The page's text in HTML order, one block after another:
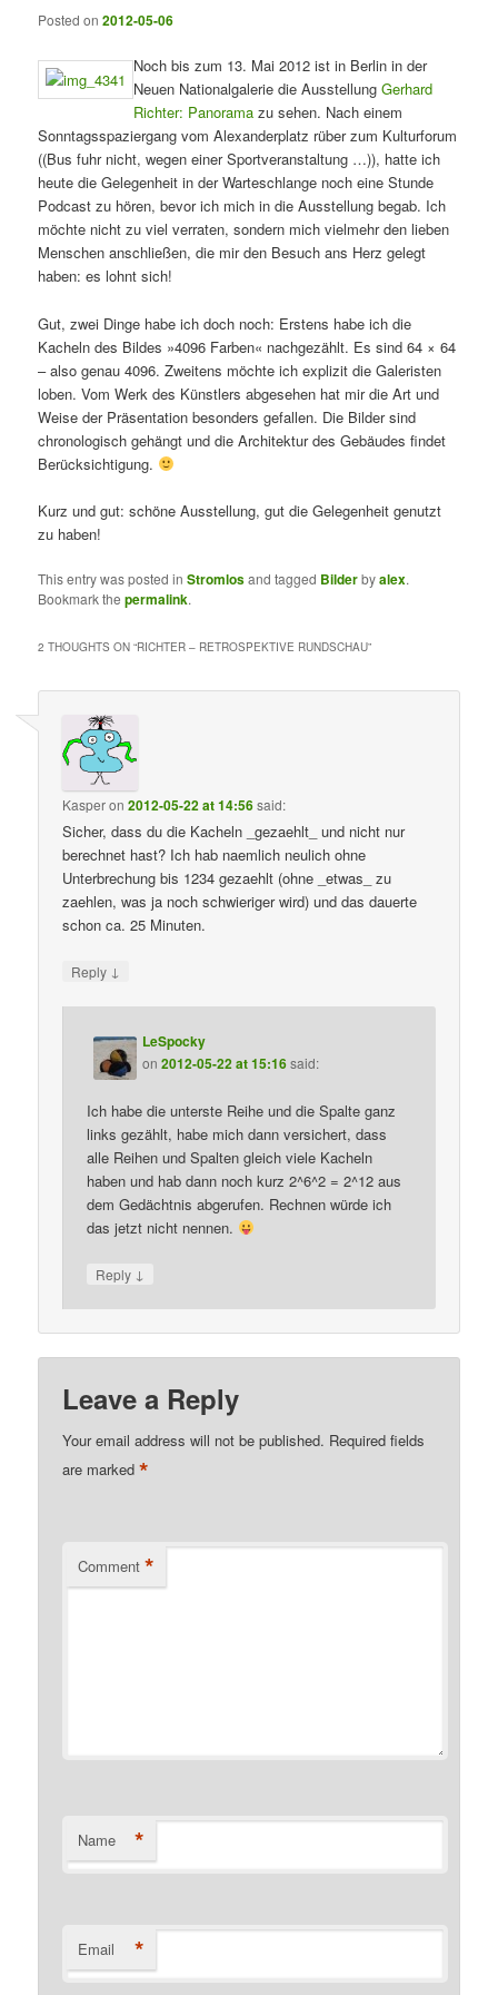
Posted on2012-05-06
Noch bis zum 13. Mai 2012 ist in Berlin in der
Neuen Nationalgalerie die AusstellungGerhard
Richter: Panorama zu sehen. Nach einem
Sonntagsspaziergang vom Alexanderplatz rüber zum Kulturforum
((Bus fuhr nicht, wegen einer Sportveranstaltung …)), hatte ich
heute die Gelegenheit in der Warteschlange noch eine Stunde
Podcast zu hören, bevor ich mich in die Ausstellung begab. Ich
möchte nicht zu viel verraten, sondern mich vielmehr den lieben
Menschen anschließen, die mir den Besuch ans Herz gelegt
haben: es lohnt sich!
Gut, zwei Dinge habe ich doch noch: Erstens habe ich die
Kacheln des Bildes »4096 Farben« nachgezählt. Es sind 64 × 64
– also genau 4096. Zweitens möchte ich explizit die Galeristen
loben. Vom Werk des Künstlers abgesehen hat mir die Art und
Weise der Präsentation besonders gefallen. Die Bilder sind
chronologisch gehängt und die Architektur des Gebäudes findet
Berücksichtigung.
Kurz und gut: schöne Ausstellung, gut die Gelegenheit genutzt
zu haben!
This entry was posted inStromlosand tagged Bilderbyalex.
Bookmark thepermalink.
2 THOUGHTS ON “RICHTER – RETROSPEKTIVE RUNDSCHAU”
Kasperon2012-05-22 at 14:56said:
Sicher, dass du die Kacheln _gezaehlt_ und nicht nur
berechnet hast? Ich hab naemlich neulich ohne
Unterbrechung bis 1234 gezaehlt (ohne _etwas_ zu
zaehlen, was ja noch schwieriger wird) und das dauerte
schon ca. 25 Minuten.
Reply ↓
LeSpocky
on2012-05-22 at 15:16said:
Ich habe die unterste Reihe und die Spalte ganz
links gezählt, habe mich dann versichert, dass
alle Reihen und Spalten gleich viele Kacheln
haben und hab dann noch kurz 2^6^2 = 2^12 aus
dem Gedächtnis abgerufen. Rechnen würde ich
das jetzt nicht nennen.
Reply ↓
Leave a Reply
Your email address will not be published. Required fields
are marked*
Comment *
Name *
Email *